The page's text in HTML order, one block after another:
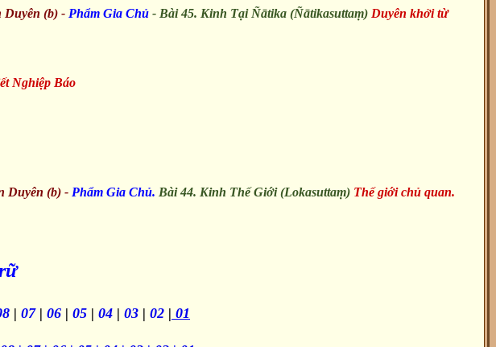
(b) -Phẩm Gia Chủ - Bài 45. Kinh Tại Ñātika (Ñātikasuttaṃ) Duyên khởi từ
Nghiệp Báo
Duyên (b) - Phẩm Gia Chủ. Bài 44. Kinh Thế Giới (Lokasuttaṃ) Thế giới chủ quan.
| 07 | 06 | 05 | 04 | 03 | 02 | 01